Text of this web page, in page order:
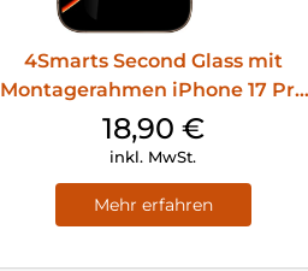
4Smarts Second Glass mit
Montagerahmen iPhone 17 Pro
Transparent
18,90 €
inkl. MwSt.
Mehr erfahren